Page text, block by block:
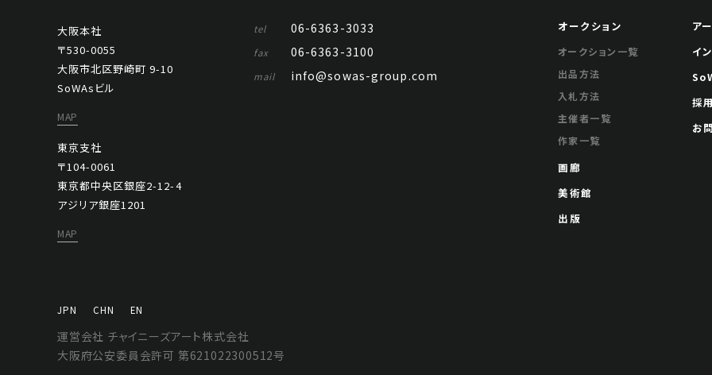
大阪本社
〒530-0055
大阪市北区野崎町 9-10
SoWAsビル
MAP
東京支社
〒104-0061
東京都中央区銀座2-12-4
アジリア銀座1201
MAP
tel 06-6363-3033
fax 06-6363-3100
mail info@sowas-group.com
オークション
オークション一覧
出品方法
入札方法
主催者一覧
作家一覧
画廊
美術館
出版
ア
イ
採
お
JPN CHN EN
運営会社 チャイニーズアート株式会社
大阪府公安委員会許可 第621022300512号